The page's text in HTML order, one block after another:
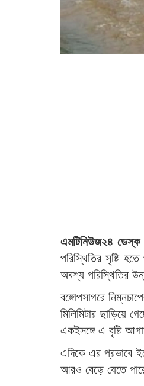
এমটিনিউজ২৪ ডেস্ক
পরিস্থিতির সৃষ্টি
অবশ্য পরিস্থিতির
বঙ্গোপসাগরে
মিলিমিটার ছাড়িয়ে
একইসঙ্গে এ বৃষ্টি
এদিকে এর প্রভাবে
আরও বেড়ে যেতে